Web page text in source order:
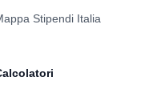
Stipendi Italia